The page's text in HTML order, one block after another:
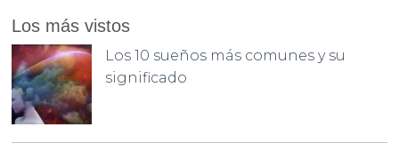
Los más vistos
Los 10 sueños más comunes y su
significado